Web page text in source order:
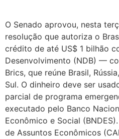
O Senado aprovou, nesta
resolução que autoriza o
crédito de até US$ 1 bilhão
Desenvolvimento (NDB) —
Brics, que reúne Brasil,
Sul. O dinheiro deve ser
parcial de programa
executado pelo Banco
Econômico e Social
de Assuntos Econômicos